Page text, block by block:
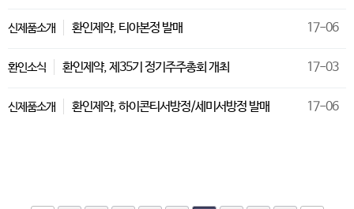
신제품소개 환인제약, 티아본정 발매 17-06
환인소식 환인제약, 제35기 정기주주총회 개최 17-03
신제품소개 환인제약, 하이콘티서방정/세미서방정 발매 17-06